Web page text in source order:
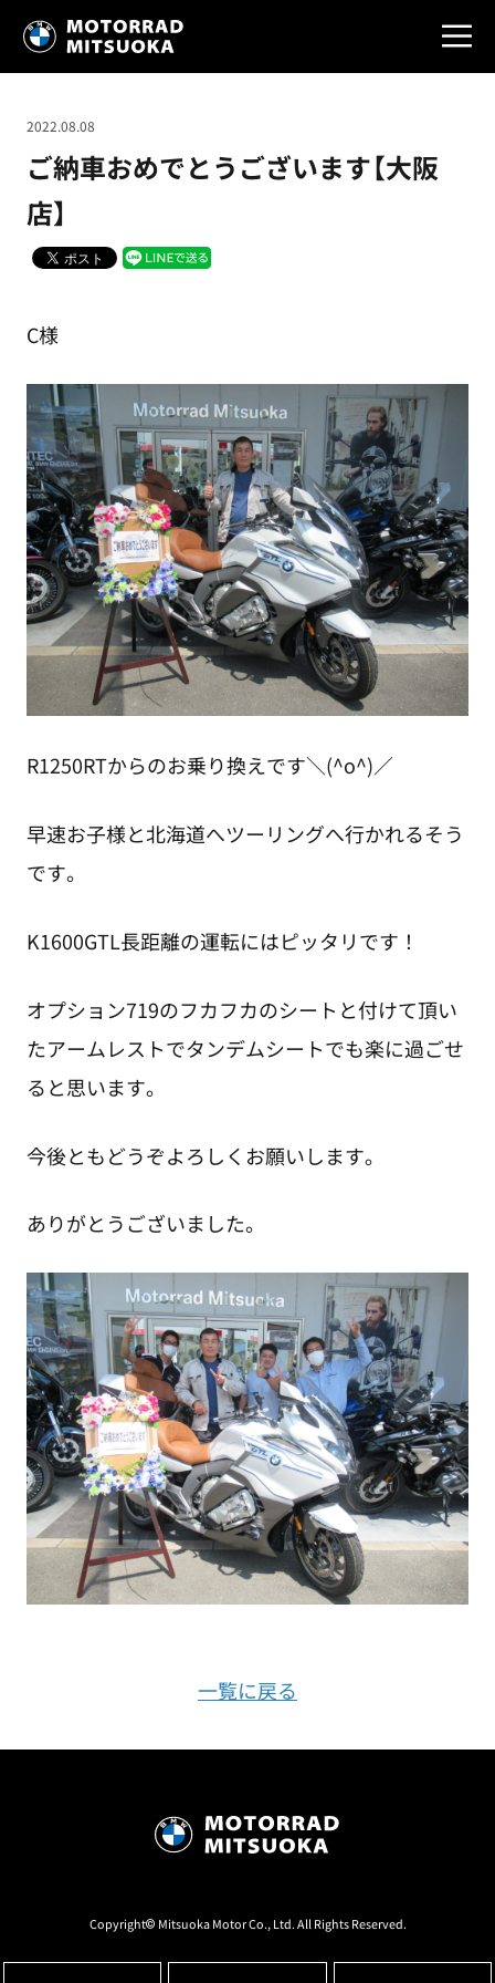
ご納車おめでとうございます【大阪
店】
2022.08.08
C様
R1250RTからのお乗り換えです＼(^o^)／
早速お子様と北海道へツーリングへ行かれるそう
です。
K1600GTL長距離の運転にはピッタリです！
オプション719のフカフカのシートと付けて頂い
たアームレストでタンデムシートでも楽に過ごせ
ると思います。
今後ともどうぞよろしくお願いします。
ありがとうございました。
一覧に戻る
Copyright© Mitsuoka Motor Co., Ltd. All Rights Reserved.